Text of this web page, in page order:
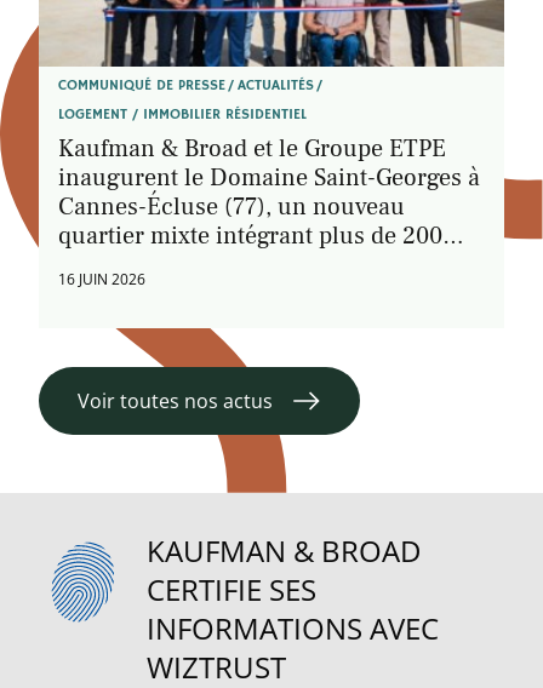
COMMUNIQUÉ DE PRESSE
ACTUALITÉS
LOGEMENT / IMMOBILIER RÉSIDENTIEL
Kaufman & Broad et le Groupe ETPE
inaugurent le Domaine Saint-Georges à
Cannes-Écluse (77), un nouveau
quartier mixte intégrant plus de 200
16 JUIN 2026
Voir toutes nos actus
KAUFMAN & BROAD
CERTIFIE SES
INFORMATIONS AVEC
WIZTRUST